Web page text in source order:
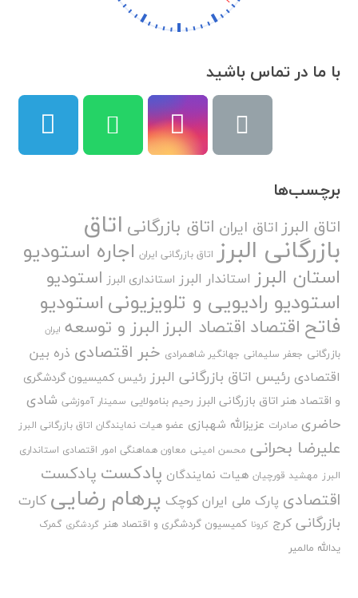
با ما در تماس باشید
برچسب‌ها
اتاق البرز اتاق ایران اتاق بازرگانی اتاق
بازرگانی البرز اتاق بازرگانی ایران اجاره استودیو
استان البرز استاندار البرز استانداری البرز استودیو
استودیو رادیویی و تلویزیونیاستودیو
فاتح اقتصاد اقتصاد البرزالبرز و توسعه ایران
بازرگانی جعفر سلیمانی جهانگیر شاهمرادی خبر اقتصادی ذره بین
اقتصادی رئیس اتاق بازرگانی البرز رئیس کمیسیون گردشگری
و اقتصاد هنر اتاق بازرگانی البرز رحیم بنامولایی سمینار آموزشی شادی
حاضری صادرات عزیزالله شهبازی عضو هیات نمایندگان اتاق بازرگانی البرز
علیرضا بحرانی محسن امینی معاون هماهنگی امور اقتصادی استانداری
البرز مهشید قورچیان هیات نمایندگان پادکست پادکست
اقتصادی پارک ملی ایران کوچک پرهام رضایی کارت
بازرگانی کرج کرونا کمیسیون گردشگری و اقتصاد هنر گردشگری گمرک
یدالله مالمیر